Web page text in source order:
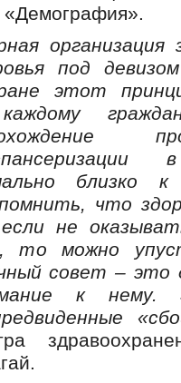
организация
под
этот
близко
что
не
то можно
совет – это
к нему.